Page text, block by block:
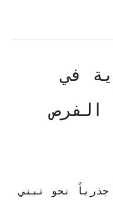
في
الفرص
جذرياً نحو تبني